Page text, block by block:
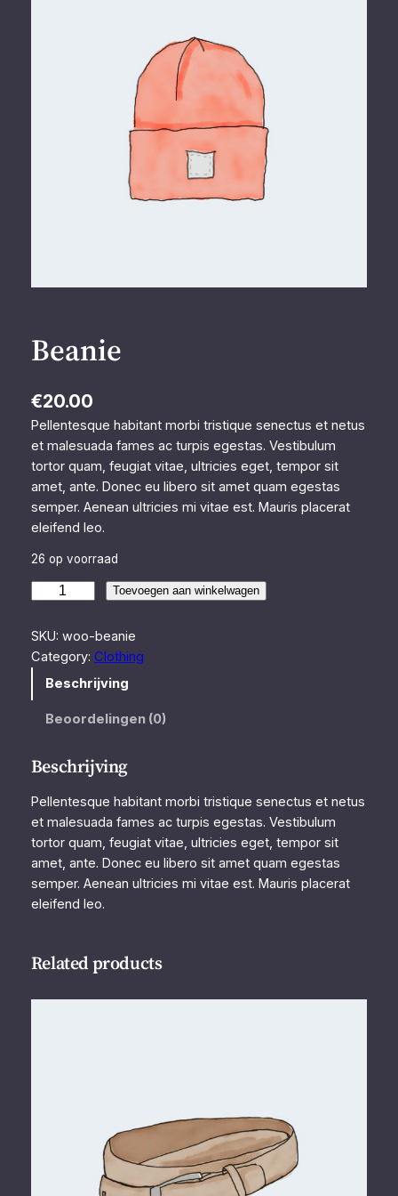
Beanie
€20.00
Pellentesque habitant morbi tristique senectus et netus
et malesuada fames ac turpis egestas. Vestibulum
tortor quam, feugiat vitae, ultricies eget, tempor sit
amet, ante. Donec eu libero sit amet quam egestas
semper. Aenean ultricies mi vitae est. Mauris placerat
eleifend leo.
26 op voorraad
a
n
i
t
a
Toevoegen aan winkelwagen
SKU: woo-beanie
Category: Clothing
Beschrijving
Beoordelingen (0)
Beschrijving
Pellentesque habitant morbi tristique senectus et netus
et malesuada fames ac turpis egestas. Vestibulum
tortor quam, feugiat vitae, ultricies eget, tempor sit
amet, ante. Donec eu libero sit amet quam egestas
semper. Aenean ultricies mi vitae est. Mauris placerat
eleifend leo.
Related products